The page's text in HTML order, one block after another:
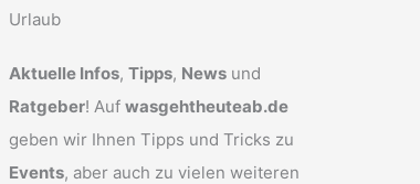
Aktuelle Infos, Tipps, News und
Ratgeber! Auf wasgehtheuteab.de
geben wir Ihnen Tipps und Tricks zu
Events, aber auch zu vielen weiteren